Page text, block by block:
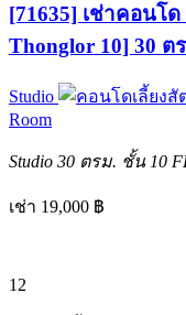
[71635] เช่าคอนโ
Thonglor 10] 30 ต
Studio
Room
Studio 30 ตรม. ชั้น 10
เช่า 19,000 ฿
12